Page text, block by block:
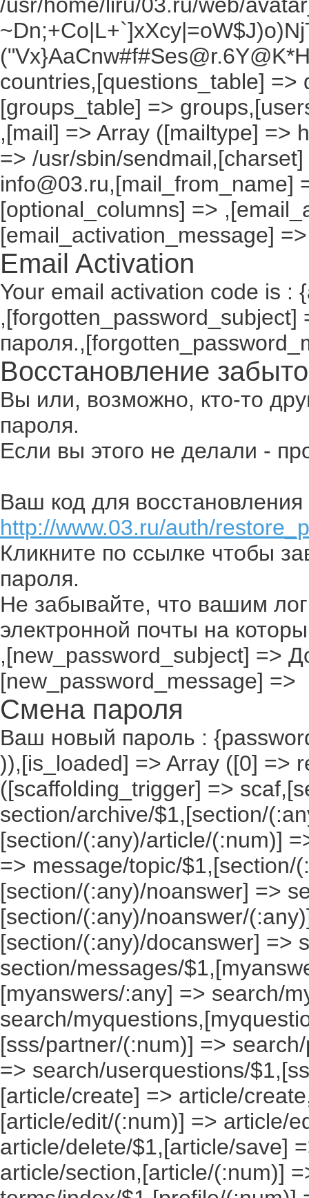
countries,[questions_table]
[groups_table] =>
,[mail] => Array ([mailtype] =>
=> /usr/sbin/
info@03.ru,[mail_from_name]
[optional_columns] =>
[email_activation_message] =>
Email Activation
Your email activation code is :
,[forgotten_password_subject]
Восстановление
Вы или, возможно, кто-то
пароля.
Если вы этого не делали -
Ваш код для восстановления
http://www.03.ru/auth/
Кликните по ссылке чтобы
пароля.
Не забывайте, что вашим
электронной почты на
,[new_password_subject] =>
[new_password_message] =>
Смена пароля
Ваш новый пароль :
)),[is_loaded] => Array ([0] =>
([scaffolding_trigger] =>
section/archive/$1,[section/
[section/(:any)/article/(:num)]
=> message/topic/$1,[section/
[section/(:any)/noanswer] =>
[section/(:any)/noanswer/
[section/(:any)/docanswer] =>
section/messages/
[myanswers/:any] => search/
search/
[sss/partner/(:num)] =>
=> search/userquestions/
[article/create] => article/
[article/edit/(:num)] => article/
article/delete/$1,[article/save]
article/section,[article/(:num)]